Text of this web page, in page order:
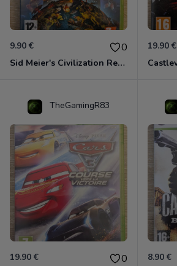
9.90 € 0
Sid Meier's Civilization Revolution Xbox 360
19.90 €
TheGamingR83
19.90 € 0 8.90 €